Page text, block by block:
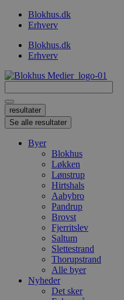
VidereBlokhus.dk
Erhverv
Blokhus.dk
Erhverv
...
resultater
Se alle resultater
Byer
Blokhus
Løkken
Lønstrup
Hirtshals
Aabybro
Pandrup
Brovst
Fjerritslev
Saltum
Slettestrand
Thorupstrand
Alle byer
Nyheder
Det sker